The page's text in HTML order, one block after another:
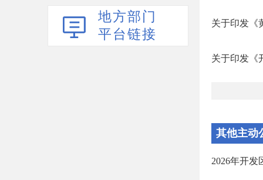
地方部门
平台链接
关于印发《
关于印发《
其他主动
2026年开发